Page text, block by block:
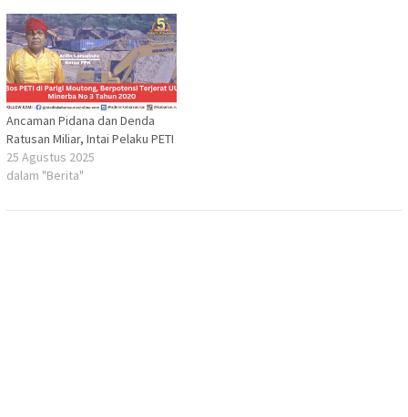
Ancaman Pidana dan Denda
Ratusan Miliar, Intai Pelaku PETI
25 Agustus 2025
dalam "Berita"